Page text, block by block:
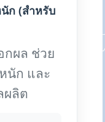
ก (สำหรับ
กผล ช่วย
นัก และ
ผลิต